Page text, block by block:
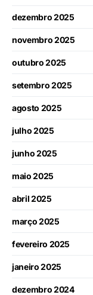
dezembro 2025
novembro 2025
outubro 2025
setembro 2025
agosto 2025
julho 2025
junho 2025
maio 2025
abril 2025
março 2025
fevereiro 2025
janeiro 2025
dezembro 2024